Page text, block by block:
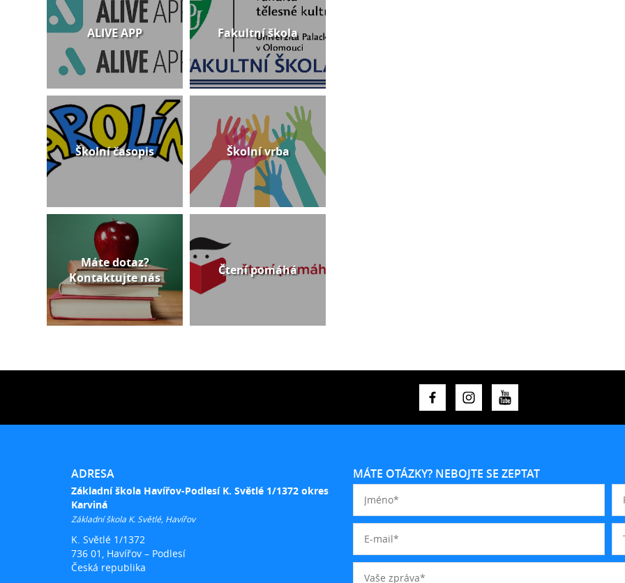
ALIVE APP Fakultní škola
Školní časopis Školní vrba
Máte dotaz?
Kontaktujte nás
Čtení pomáhá
ADRESA
Základní škola Havířov-Podlesí K. Světlé 1/1372 okres
Karviná
Základní škola K. Světlé, Havířov
K. Světlé 1/1372
736 01, Havířov – Podlesí
Česká republika
MÁTE OTÁZKY? NEBOJTE SE ZEPTAT